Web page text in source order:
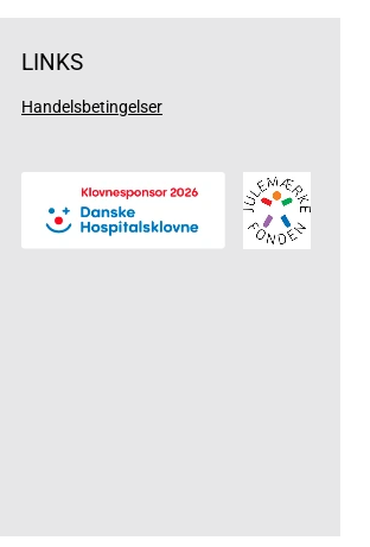
LINKS
Handelsbetingelser